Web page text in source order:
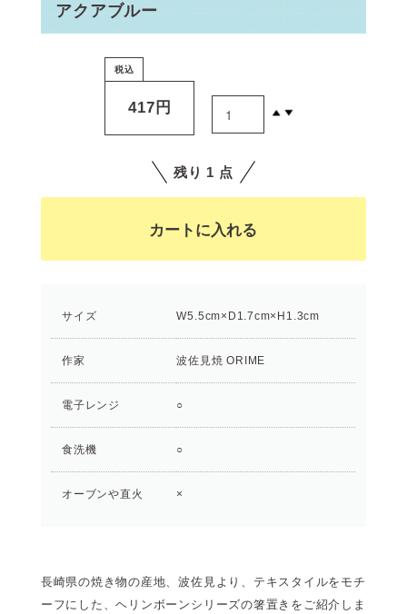
アクアブルー
税込
417円
残り 1 点
サイズ W5.5cm×D1.7cm×H1.3cm
作家 波佐見焼 ORIME
電子レンジ ○
食洗機 ○
オーブンや直火 ×
長崎県の焼き物の産地、波佐見より、テキスタイルをモチ
ーフにした、ヘリンボーンシリーズの箸置きをご紹介しま